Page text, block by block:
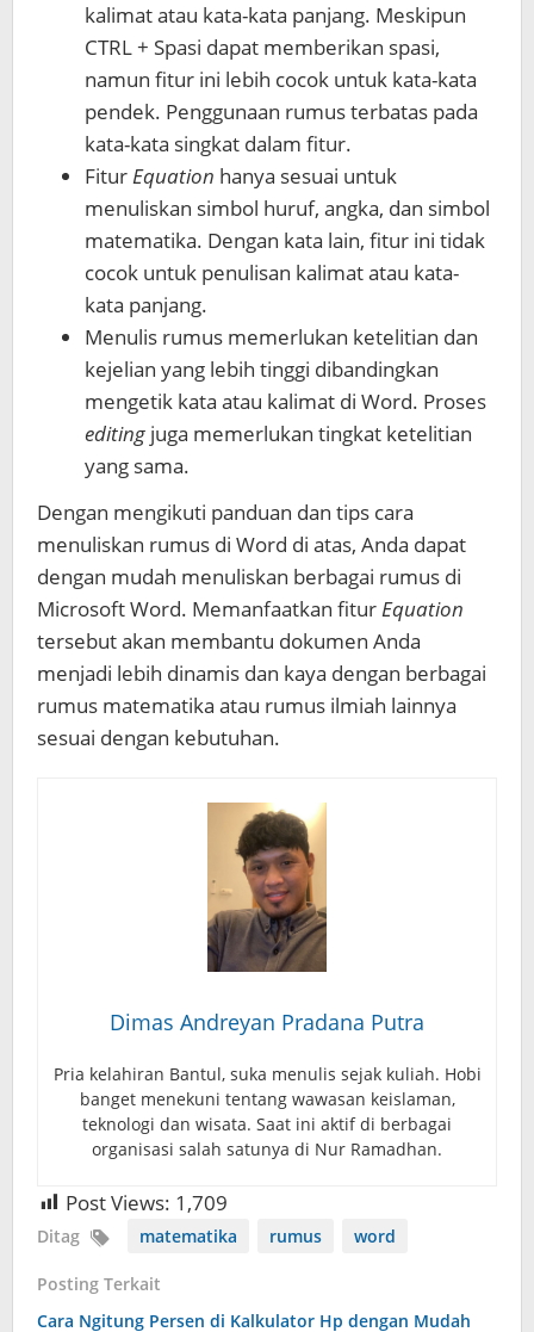
kalimat atau kata-kata panjang. Meskipun
CTRL + Spasi dapat memberikan spasi,
namun fitur ini lebih cocok untuk kata-kata
pendek. Penggunaan rumus terbatas pada
kata-kata singkat dalam fitur.
FiturEquation hanya sesuai untuk
menuliskan simbol huruf, angka, dan simbol
matematika. Dengan kata lain, fitur ini tidak
cocok untuk penulisan kalimat atau kata-
kata panjang.
Menulis rumus memerlukan ketelitian dan
kejelian yang lebih tinggi dibandingkan
mengetik kata atau kalimat di Word. Proses
editing juga memerlukan tingkat ketelitian
yang sama.
Dengan mengikuti panduan dan tips cara
menuliskan rumus di Word di atas, Anda dapat
dengan mudah menuliskan berbagai rumus di
Microsoft Word. Memanfaatkan fiturEquation
tersebut akan membantu dokumen Anda
menjadi lebih dinamis dan kaya dengan berbagai
rumus matematika atau rumus ilmiah lainnya
sesuai dengan kebutuhan.
Dimas Andreyan Pradana Putra
Pria kelahiran Bantul, suka menulis sejak kuliah. Hobi
banget menekuni tentang wawasan keislaman,
teknologi dan wisata. Saat ini aktif di berbagai
organisasi salah satunya di Nur Ramadhan.
Post Views: 1,709
Ditag matematika rumus word
Posting Terkait
Cara Ngitung Persen di Kalkulator Hp dengan Mudah